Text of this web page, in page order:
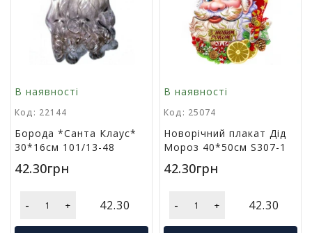
В наявності
Код: 22144
Борода *Санта Клаус*
30*16см 101/13-48
42.30грн
- + 42.30
В наявності
Код: 25074
Новорічний плакат Дід
Мороз 40*50см S307-1
42.30грн
- + 42.30